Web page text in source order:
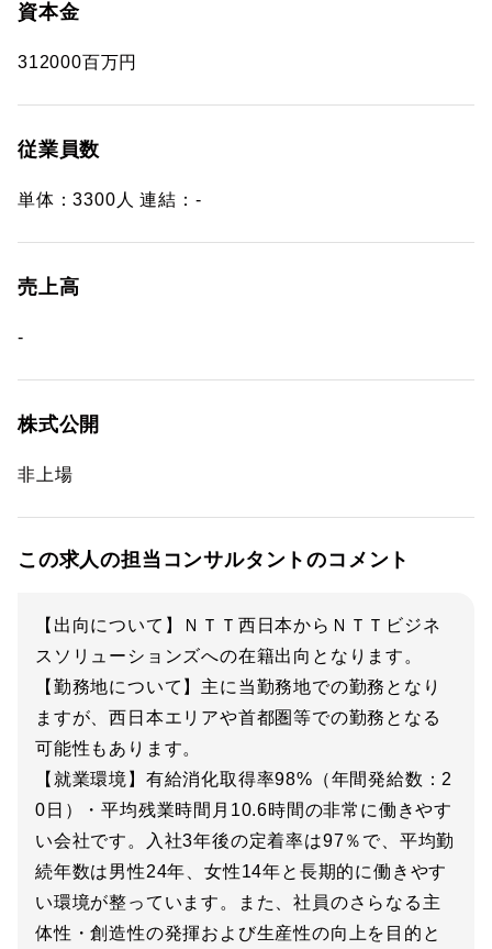
資本金
312000百万円
従業員数
単体：3300人 連結：-
売上高
-
株式公開
非上場
この求人の担当コンサルタントのコメント
【出向について】ＮＴＴ西日本からＮＴＴビジネ
スソリューションズへの在籍出向となります。
【勤務地について】主に当勤務地での勤務となり
ますが、西日本エリアや首都圏等での勤務となる
可能性もあります。
【就業環境】有給消化取得率98%（年間発給数：2
0日）・平均残業時間月10.6時間の非常に働きやす
い会社です。入社3年後の定着率は97％で、平均勤
続年数は男性24年、女性14年と長期的に働きやす
い環境が整っています。また、社員のさらなる主
体性・創造性の発揮および生産性の向上を目的と